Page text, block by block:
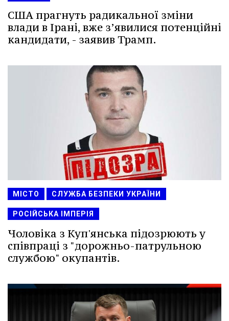
США прагнуть радикальної зміни
влади в Ірані, вже з’явилися потенційні
кандидати, - заявив Трамп.
МІСТО СЛУЖБА БЕЗПЕКИ УКРАЇНИ
РОСІЙСЬКА ІМПЕРІЯ
Чоловіка з Куп'янська підозрюють у
співпраці з "дорожньо-патрульною
службою" окупантів.